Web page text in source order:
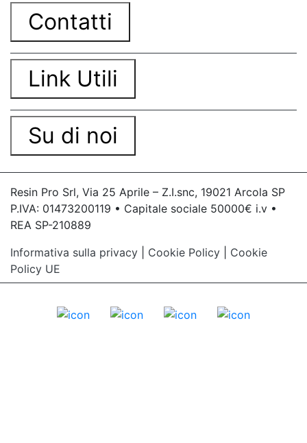
Contatti
Link Utili
Su di noi
Resin Pro Srl, Via 25 Aprile – Z.I.snc, 19021 Arcola SP
P.IVA: 01473200119 • Capitale sociale 50000€ i.v •
REA SP-210889
Informativa sulla privacy
Cookie Policy
Cookie
Policy UE